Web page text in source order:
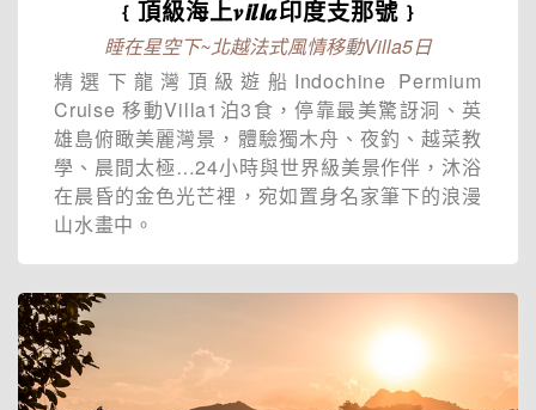
﹛頂級海上𝒗𝙞𝒍𝙡𝒂印度支那號﹜
睡在星空下~北越法式風情移動Villa5日
精選下龍灣頂級遊船Indochine Permium
Cruise 移動Villa1泊3食，停靠最美驚訝洞、英
雄島俯瞰美麗灣景，體驗獨木舟、夜釣、越菜教
學、晨間太極…24小時與世界級美景作伴，沐浴
在晨昏的金色光芒裡，宛如置身名家筆下的浪漫
山水畫中。